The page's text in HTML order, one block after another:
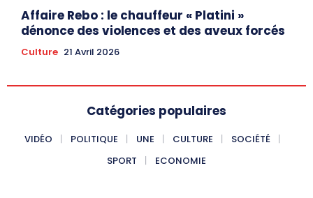
Affaire Rebo : le chauffeur « Platini »
dénonce des violences et des aveux forcés
Culture 21 Avril 2026
Catégories populaires
VIDÉO POLITIQUE UNE CULTURE
SOCIÉTÉ
SPORT
ECONOMIE